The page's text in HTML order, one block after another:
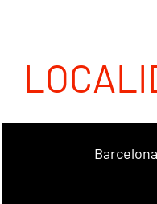
Barcelona